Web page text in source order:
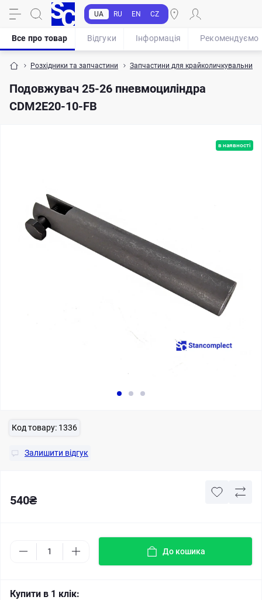
UA RU EN CZ
Розхідники та запчастини Запчастини для крайколичкувальних
Подовжувач 25-26 пневмоциліндра
CDM2E20-10-FB
Все про товар Відгуки Iнформація Рекомендуємо
в наявності
Код товару: 1336
Залишити відгук
540₴
До кошика
Купити в 1 клік: